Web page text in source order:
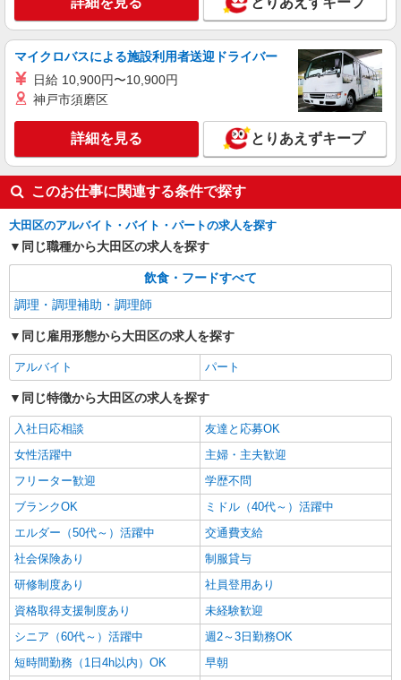
代を1分単位で別途支給します。 ※給与は経験や
前職給与に応じて決定します。
羽田イルリストランテトーキョー （東京都大
田区羽田空港2丁目7番1号）
キープ 詳細を見る
アルバイト パート
コンパスグループ・ジャパン株式会社 39275_p
調理補助【アルバイト・パート】
時給1,250円以上 試用期間中 時給1,250円以上
(試用期間2ヶ月) 残業が発生した場合、残業代を1
分単位で別途支給します。
グランダ大森山王 （東京都大田区山王1-40-
22）
キープ 詳細を見る
マイクロバスによる施設利用者送迎ドライバー
日給 10,900円〜10,900円
神戸市須磨区
詳細を見る とりあえずキープ
このお仕事に関連する条件で探す
大田区のアルバイト・バイト・パートの求人を探す
同じ職種から大田区の求人を探す
飲食・フードすべて
調理・調理補助・調理師
同じ雇用形態から大田区の求人を探す
アルバイト パート
同じ特徴から大田区の求人を探す
入社日応相談
友達と応募OK
女性活躍中
主婦・主夫歓迎
フリーター歓迎
学歴不問
ブランクOK
ミドル（40代～）活躍中
エルダー（50代～）活躍中
交通費支給
社会保険あり
制服貸与
研修制度あり
社員登用あり
資格取得支援制度あり
未経験歓迎
シニア（60代～）活躍中
週2～3日勤務OK
短時間勤務（1日4h以内）OK
早朝